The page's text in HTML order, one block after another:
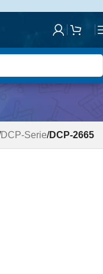
DCP-Serie/DCP-2665